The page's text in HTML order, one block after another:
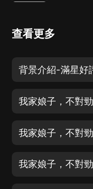
查看更多
背景介紹-滿星好
我家娘子，不對